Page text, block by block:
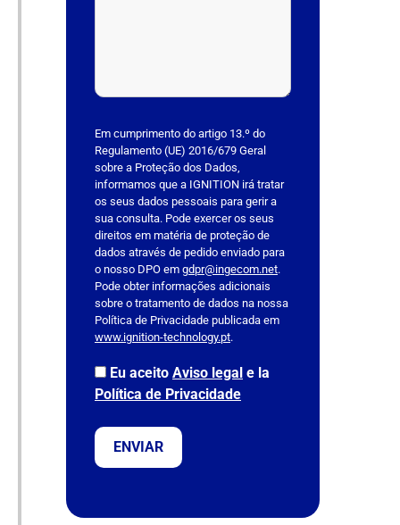
h
s
f
i
e
l
d
e
m
p
t
y
.
Em cumprimento do artigo 13.º do
Regulamento (UE) 2016/679 Geral
sobre a Proteção dos Dados,
informamos que a IGNITION irá tratar
os seus dados pessoais para gerir a
sua consulta. Pode exercer os seus
direitos em matéria de proteção de
dados através de pedido enviado para
o nosso DPO em gdpr@ingecom.net.
Pode obter informações adicionais
sobre o tratamento de dados na nossa
Política de Privacidade publicada em
www.ignition-technology.pt.
Eu aceito Aviso legal e la
Política de Privacidade